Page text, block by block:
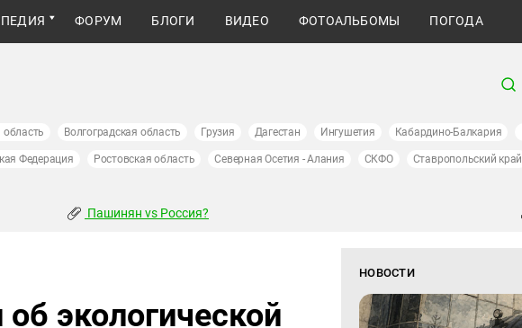
ФОРУМ БЛОГИ ВИДЕО ФОТОАЛЬБОМЫ ПОГОДА
область Волгоградская область Грузия Дагестан Ингушетия Кабардино-Балкария
Федерация Ростовская область Северная Осетия - Алания СКФО Ставропольский край
Пашинян vs Россия?
экологической
НОВОСТИ